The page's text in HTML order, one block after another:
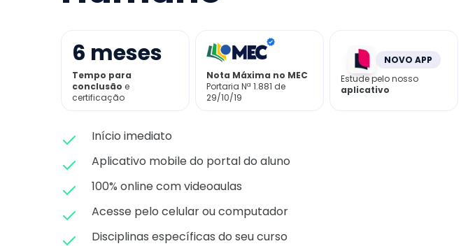
6 meses
Tempo para
conclusão e
certificação
Nota Máxima no MEC
Portaria Nª 1.881 de
29/10/19
NOVO APP
Estude pelo nosso
aplicativo
Início imediato
Aplicativo mobile do portal do aluno
100% online com videoaulas
Acesse pelo celular ou computador
Disciplinas específicas do seu curso